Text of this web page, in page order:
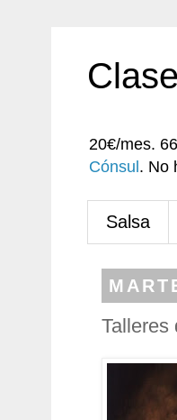
20€/mes.
Cónsul . No
Salsa
Talleres